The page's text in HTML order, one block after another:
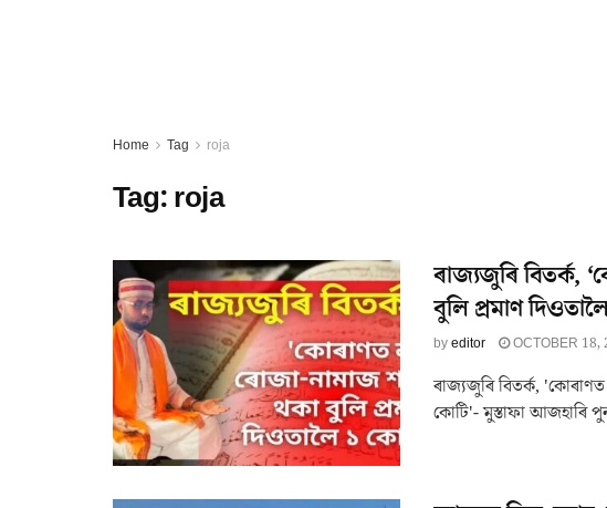
Home Tag roja
Tag:roja
ৰাজ্যজুৰি বিতৰ্ক,
বুলি প্ৰমাণ
byeditor OCTOBER 18,
ৰাজ্যজুৰি বিতৰ্ক, 'কোৰাণত
কোটি'- মুস্তাফা আজহাৰি